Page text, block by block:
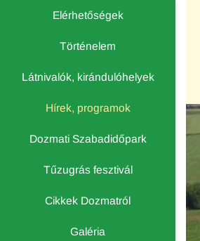
Elérhetőségek
Történelem
Látnivalók, kirándulóhelyek
Hírek, programok
Dozmati Szabadidőpark
Tűzugrás fesztivál
Cikkek Dozmatról
Galéria